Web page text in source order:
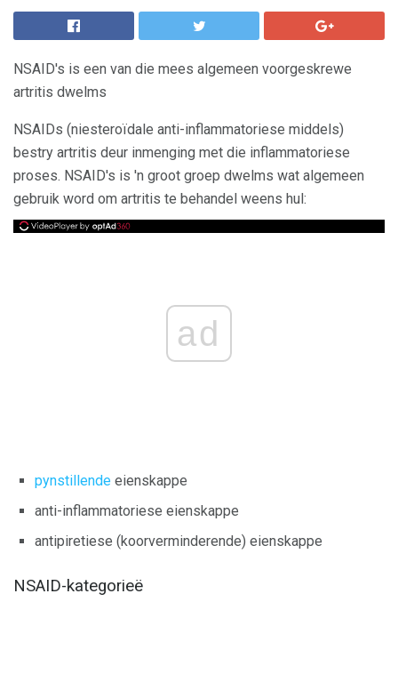
NSAID's is een van die mees algemeen voorgeskrewe
artritis dwelms
NSAIDs (niesteroïdale anti-inflammatoriese middels)
bestry artritis deur inmenging met die inflammatoriese
proses. NSAID's is 'n groot groep dwelms wat algemeen
gebruik word om artritis te behandel weens hul:
ad
pynstillende eienskappe
anti-inflammatoriese eienskappe
antipiretiese (koorverminderende) eienskappe
NSAID-kategorieë